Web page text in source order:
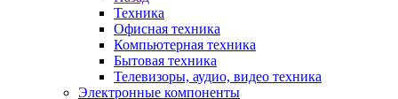
Техника
Офисная техника
Компьютерная техника
Бытовая техника
Телевизоры, аудио, видео техника
Электронные компоненты